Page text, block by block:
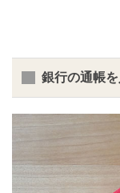
銀行の通帳